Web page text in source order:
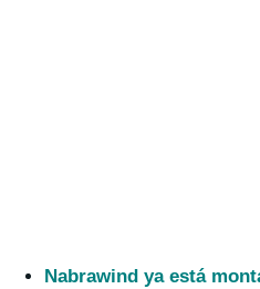
Nabrawind ya está